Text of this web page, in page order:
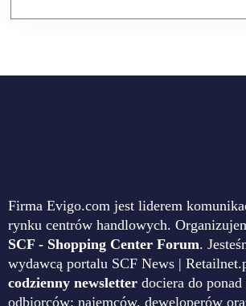
Firma Evigo.com jest liderem
rynku centrów handlowych.
SCF - Shopping Center Forum.
wydawcą portalu SCF News |
codzienny newsletter dociera do ponad
odbiorców: najemców, deweloperów